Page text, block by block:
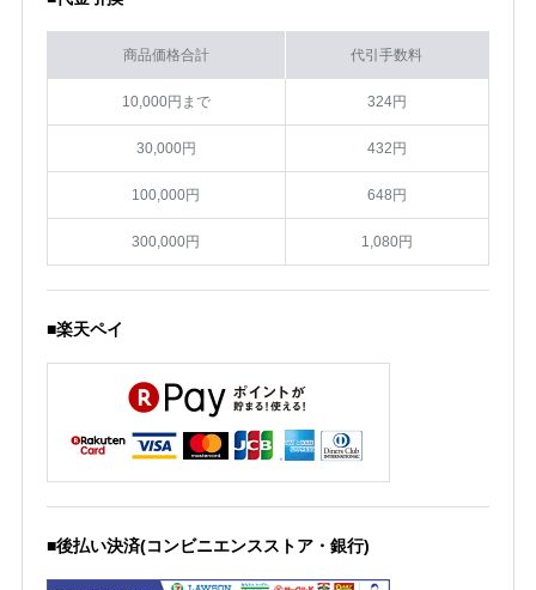
商品価格合計 代引手数料
10,000円まで 324円
30,000円 432円
100,000円 648円
300,000円 1,080円
■楽天ペイ
■後払い決済(コンビニエンスストア・銀行)